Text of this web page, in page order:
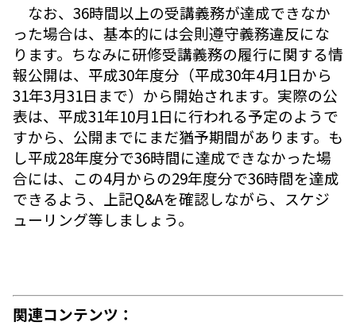
なお、36時間以上の受講義務が達成できなか
った場合は、基本的には会則遵守義務違反にな
ります。ちなみに研修受講義務の履行に関する情
報公開は、平成30年度分（平成30年4月1日から
31年3月31日まで）から開始されます。実際の公
表は、平成31年10月1日に行われる予定のようで
すから、公開までにまだ猶予期間があります。も
し平成28年度分で36時間に達成できなかった場
合には、この4月からの29年度分で36時間を達成
できるよう、上記Q&Aを確認しながら、スケジ
ューリング等しましょう。
関連コンテンツ：